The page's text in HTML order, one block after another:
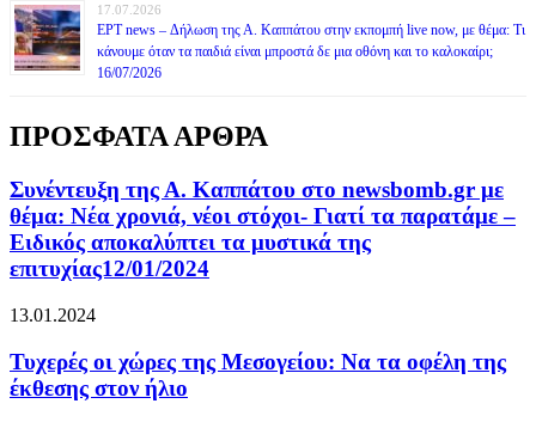
17.07.2026
ΕΡΤ news – Δήλωση της Α. Καππάτου στην εκπομπή live now, με θέμα: Τι
κάνουμε όταν τα παιδιά είναι μπροστά δε μια οθόνη και το καλοκαίρι;
16/07/2026
ΠΡΟΣΦΑΤΑ ΑΡΘΡΑ
Συνέντευξη της Α. Καππάτου στο newsbomb.gr με
θέμα: Νέα χρονιά, νέοι στόχοι- Γιατί τα παρατάμε –
Ειδικός αποκαλύπτει τα μυστικά της
επιτυχίας12/01/2024
13.01.2024
Τυχερές οι χώρες της Μεσογείου: Να τα οφέλη της
έκθεσης στον ήλιο